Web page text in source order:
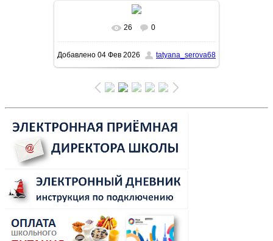
В реальном размере
256.0Kb
26 0
Добавлено 04 Фев 2026 tatyana_serova68